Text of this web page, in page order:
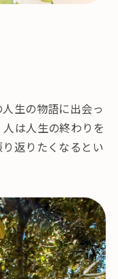
生の物語に出会っ
は人生の終わりを
返りたくなるとい